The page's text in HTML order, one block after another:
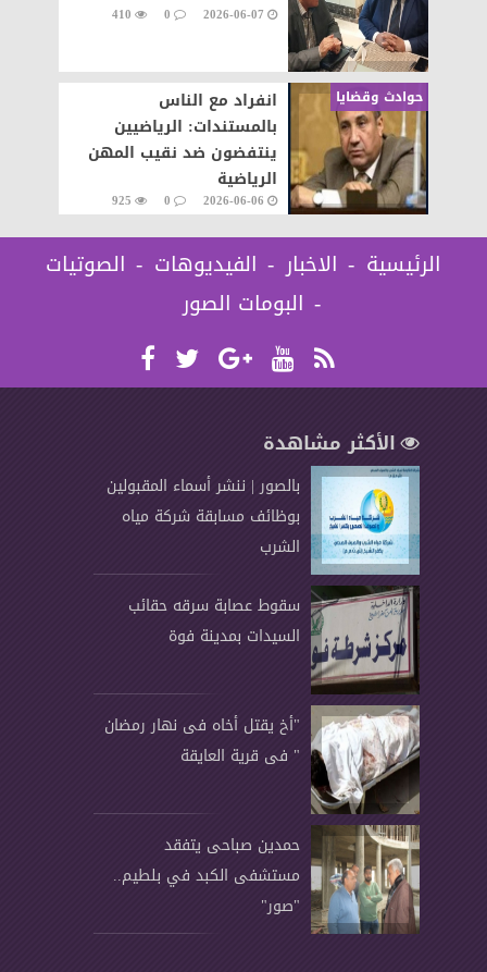
2026-06-07
0
410
حوادث وقضايا
انفراد مع الناس
بالمستندات: الرياضيين
ينتفضون ضد نقيب المهن
الرياضية
2026-06-06
0
925
الرئيسية الاخبار الفيديوهات
الصوتيات
البومات الصور
الأكثر مشاهدة
بالصور | ننشر أسماء المقبولين
بوظائف مسابقة شركة مياه
الشرب
سقوط عصابة سرقه حقائب
السيدات بمدينة فوة
"أخ يقتل أخاه فى نهار رمضان
" فى قرية العايقة
حمدين صباحى يتفقد
مستشفى الكبد في بلطيم..
"صور"